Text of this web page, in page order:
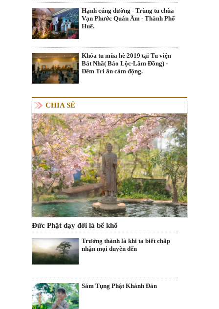
Hạnh cúng dường - Trùng tu chùa
Vạn Phước Quán Âm - Thành Phố
Huế.
Khóa tu mùa hè 2019 tại Tu viện
Bát Nhã( Bảo Lộc-Lâm Đồng) -
Đêm Tri ân cảm động.
CHIA SẺ
Đức Phật dạy đời là bể khổ
Trưởng thành là khi ta biết chấp
nhận mọi duyên đến
Sám Tụng Phật Khánh Đản